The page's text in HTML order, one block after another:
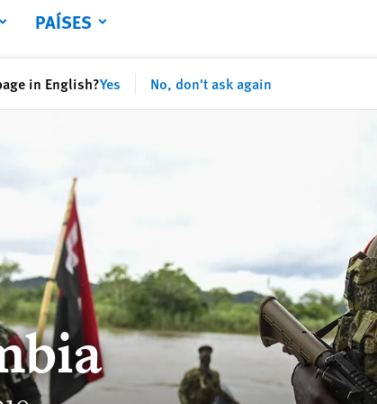
PAÍSES
in English?Yes No, don't ask again